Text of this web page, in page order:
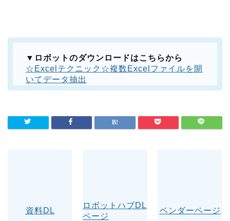
▼ロボットのダウンロードはこちらから
☆Excelテクニック☆複数Excelファイルを開
いてデータ抽出
資料DL
ロボットハブDL
ページ
ベンダーページ